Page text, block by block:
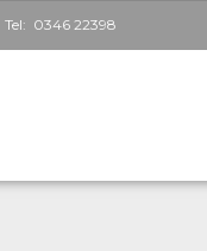
Tel: 0346 22398